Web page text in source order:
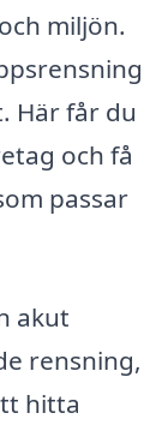
miljön.
Här får du
och få
passar
akut
rensning,
hitta